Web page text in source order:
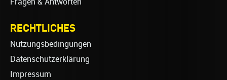
RECHTLICHES
Nutzungsbedingungen
Datenschutzerklärung
Impressum